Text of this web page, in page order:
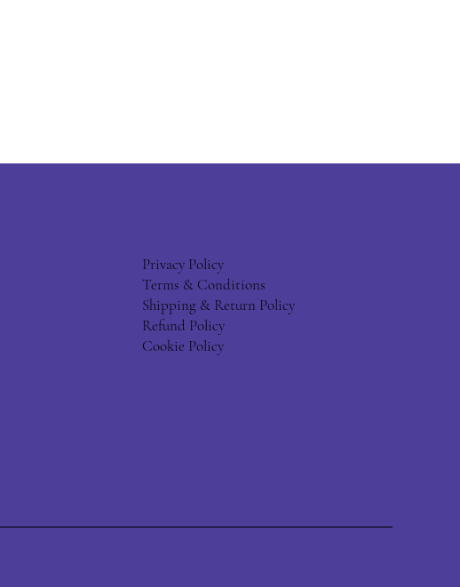
Privacy Policy
Terms & Conditions
Shipping & Return Policy
Refund Policy
Cookie Policy